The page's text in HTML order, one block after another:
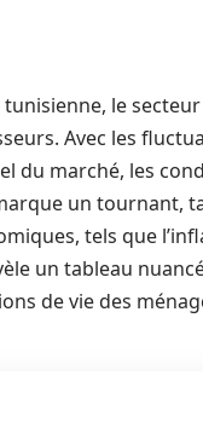
tunisienne, le
Avec les
du marché, les
un
tels que
un tableau
de vie des